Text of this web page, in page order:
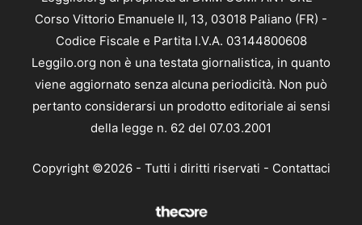
Corso Vittorio Emanuele II, 13, 03018 Paliano (FR) -
Codice Fiscale e Partita I.V.A. 03144800608
Leggilo.org non è una testata giornalistica, in quanto
viene aggiornato senza alcuna periodicità. Non può
pertanto considerarsi un prodotto editoriale ai sensi
della legge n. 62 del 07.03.2001
Copyright ©2026 - Tutti i diritti riservati - Contattaci